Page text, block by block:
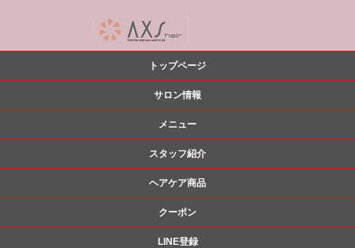
トップページ
サロン情報
メニュー
スタッフ紹介
ヘアケア商品
クーポン
LINE登録